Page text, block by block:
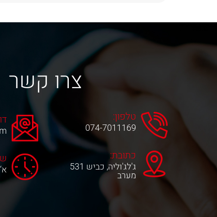
צרו קשר
טלפון:
074-7011169
כתובת:
ג'לג'וליה, כביש 531
מערב א‘-